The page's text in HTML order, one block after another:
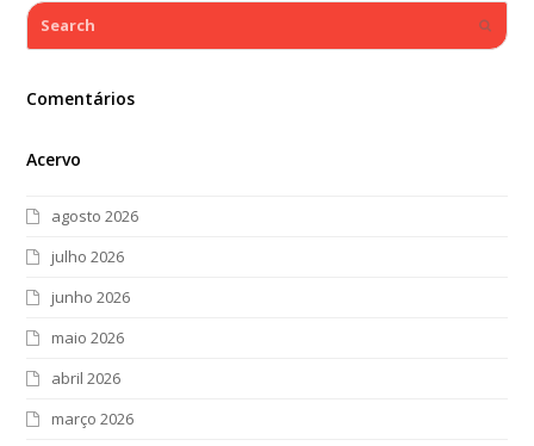
Search
Comentários
Acervo
agosto 2026
julho 2026
junho 2026
maio 2026
abril 2026
março 2026